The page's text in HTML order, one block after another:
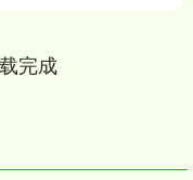
完成